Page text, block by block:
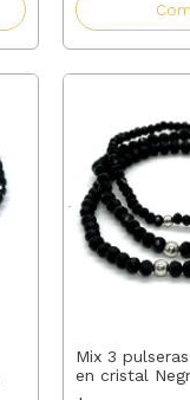
Mix 3
en cristal
acero | AMALO